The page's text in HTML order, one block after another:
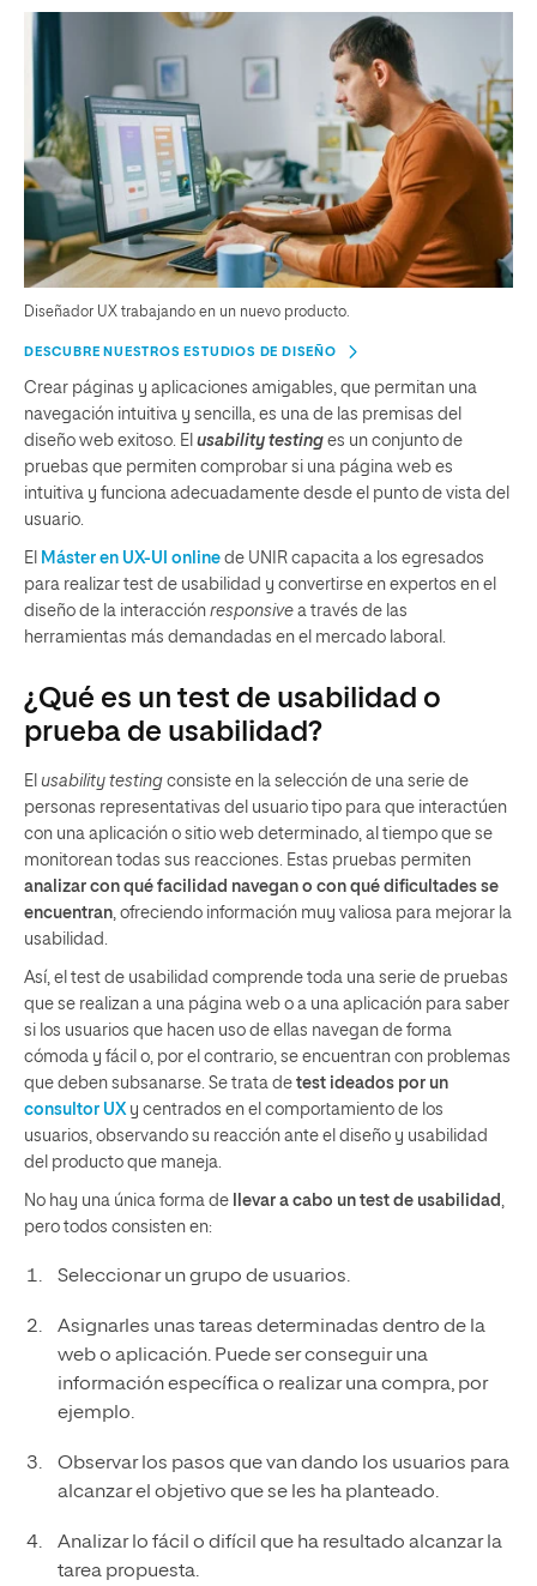
Diseñador UX trabajando en un nuevo producto.
DESCUBRE NUESTROS ESTUDIOS DE DISEÑO
Crear páginas y aplicaciones amigables, que permitan una
navegación intuitiva y sencilla, es una de las premisas del
diseño web exitoso. El usability testing es un conjunto de
pruebas que permiten comprobar si una página web es
intuitiva y funciona adecuadamente desde el punto de vista del
usuario.
El Máster en UX-UI online de UNIR capacita a los egresados
para realizar test de usabilidad y convertirse en expertos en el
diseño de la interacción responsive a través de las
herramientas más demandadas en el mercado laboral.
¿Qué es un test de usabilidad o
prueba de usabilidad?
El usability testing consiste en la selección de una serie de
personas representativas del usuario tipo para que interactúen
con una aplicación o sitio web determinado, al tiempo que se
monitorean todas sus reacciones. Estas pruebas permiten
analizar con qué facilidad navegan o con qué dificultades se
encuentran , ofreciendo información muy valiosa para mejorar la
usabilidad.
Así, el test de usabilidad comprende toda una serie de pruebas
que se realizan a una página web o a una aplicación para saber
si los usuarios que hacen uso de ellas navegan de forma
cómoda y fácil o, por el contrario, se encuentran con problemas
que deben subsanarse. Se trata de test ideados por un
consultor UX y centrados en el comportamiento de los
usuarios, observando su reacción ante el diseño y usabilidad
del producto que maneja.
No hay una única forma de llevar a cabo un test de usabilidad
pero todos consisten en:
Seleccionar un grupo de usuarios.
Asignarles unas tareas determinadas dentro de la
web o aplicación. Puede ser conseguir una
información específica o realizar una compra, por
ejemplo.
Observar los pasos que van dando los usuarios para
alcanzar el objetivo que se les ha planteado.
Analizar lo fácil o difícil que ha resultado alcanzar la
tarea propuesta.